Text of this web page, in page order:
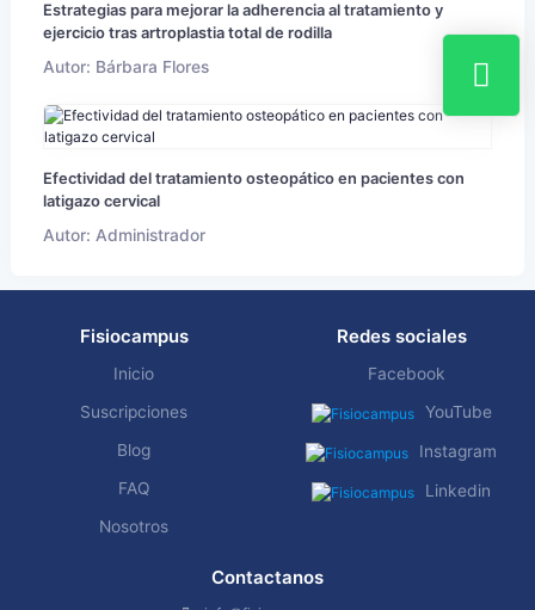
Estrategias para mejorar la adherencia al tratamiento y
ejercicio tras artroplastia total de rodilla
Autor: Bárbara Flores
Efectividad del tratamiento osteopático en pacientes con
latigazo cervical
Autor: Administrador
Fisiocampus
Inicio
Suscripciones
Blog
FAQ
Nosotros
Redes sociales
Facebook
YouTube
Instagram
Linkedin
Contactanos